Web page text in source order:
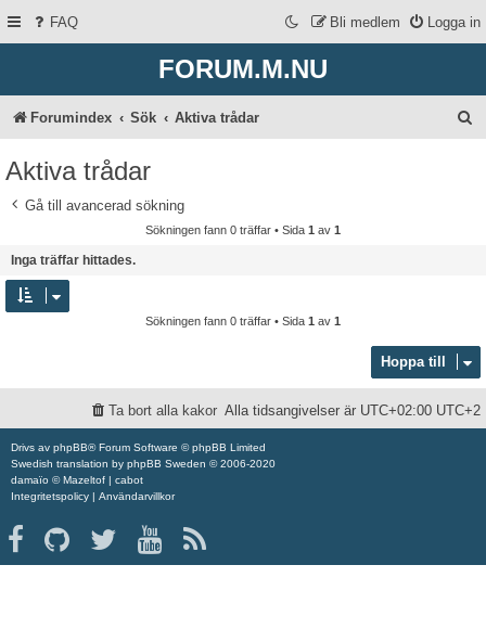
FAQ Logga in
Bli medlem
FORUM.M.NU
Forumindex Sök Aktiva trådar
Aktiva trådar
Gå till avancerad sökning
Sökningen fann 0 träffar • Sida 1 av 1
Inga träffar hittades.
Sökningen fann 0 träffar • Sida 1 av 1
Hoppa till
Alla tidsangivelser är UTC+02:00 UTC+2
Ta bort alla kakor
Drivs av phpBB® Forum Software © phpBB Limited
Swedish translation by phpBB Sweden © 2006-2020
damaïo © Mazeltof
cabot
Integritetspolicy
Användarvillkor